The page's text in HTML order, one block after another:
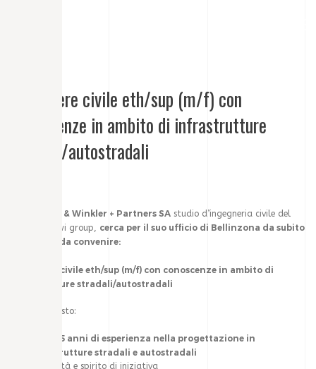
Ingegnere civile eth/sup (m/f) con
conoscenze in ambito di infrastrutture
stradali/autostradali
Marcionelli & Winkler + Partners SA studio d’ingegneria civile del
gruppo mawi group, cerca per il suo ufficio di Bellinzona da subito
o per data da convenire:
Ingegnere civile eth/sup (m/f) con conoscenze in ambito di
infrastrutture stradali/autostradali
Profilo richiesto:
5 anni di esperienza nella progettazione in
infrastrutture stradali e autostradali
Flessibilità e spirito di iniziativa